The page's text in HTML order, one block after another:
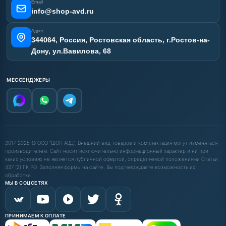
Email
info@shop-avd.ru
Адрес
344064, Россия, Ростовская область, г.Ростов-на-
Дону, ул.Вавилова, 68
МЕССЕНДЖЕРЫ
2017-2025 © ООО "ШОП АВД". Внешний вид товаров и комплектация могут изменяться
производителем. Сайт носит исключительно информационный характер и ни при
каких условиях не является публичной офертой, определяемой положениями Статьи
437 (2) ГК РФ. Заполняя формы на сайте, Вы подтверждаете возможность их
обработки.
МЫ В СОЦСЕТЯХ
ПРИНИМАЕМ К ОПЛАТЕ